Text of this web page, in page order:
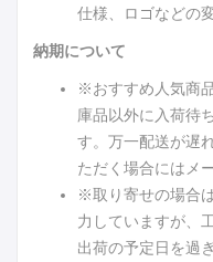
仕様、ロゴなどの
納期について
※おすすめ人気商
庫品以外に入荷待
す。万一配送が遅
ただく場合にはメ
※取り寄せの場合
力していますが、
出荷の予定日を過